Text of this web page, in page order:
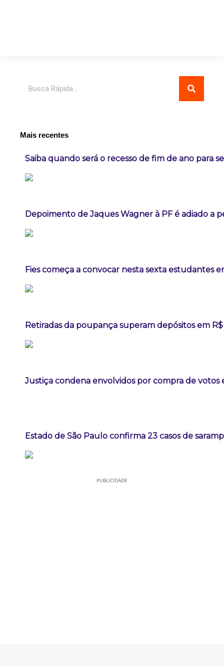
Mais recentes
Saiba quando será o recesso de fim de ano para
Depoimento de Jaques Wagner à PF é adiado a
Fies começa a convocar nesta sexta estudantes
Retiradas da poupança superam depósitos em
Justiça condena envolvidos por compra de
Estado de São Paulo confirma 23 casos de
PUBLICIDADE